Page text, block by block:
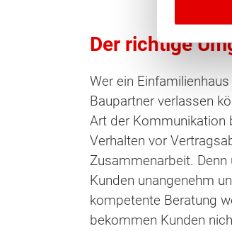
Der richtige
Wer ein
Baupartner verlassen
Art der Kommunikation
Verhalten vor
Zusammenarbeit.
Kunden unangenehm
kompetente Beratung
bekommen Kunden